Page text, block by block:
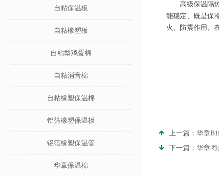
自粘保温板
自粘橡塑板
自粘型鸡蛋棉
自粘消音棉
自粘橡塑保温棉
铝箔橡塑保温板
铝箔橡塑保温管
华章保温棉
高级保温隔
能稳定、既是保
火、防震作用。
上一篇： 华章
下一篇： 华章闭